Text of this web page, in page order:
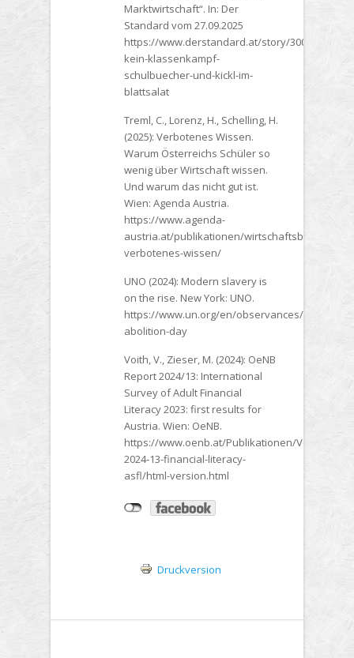
Marktwirtschaft“. In: Der
Standard vom 27.09.2025
https://www.derstandard.at/story/
kein-klassenkampf-
schulbuecher-und-kickl-im-
blattsalat
Treml, C., Lorenz, H., Schelling, H.
(2025): Verbotenes Wissen.
Warum Österreichs Schüler so
wenig über Wirtschaft wissen.
Und warum das nicht gut ist.
Wien: Agenda Austria.
https://www.agenda-
austria.at/publikationen/wirtschaftsbildung-
verbotenes-wissen/
UNO (2024): Modern slavery is
on the rise. New York: UNO.
https://www.un.org/en/observances/slavery-
abolition-day
Voith, V., Zieser, M. (2024): OeNB
Report 2024/13: International
Survey of Adult Financial
Literacy 2023: first results for
Austria. Wien: OeNB.
https://www.oenb.at/Publikationen/
2024-13-financial-literacy-
asfl/html-version.html
Druckversion